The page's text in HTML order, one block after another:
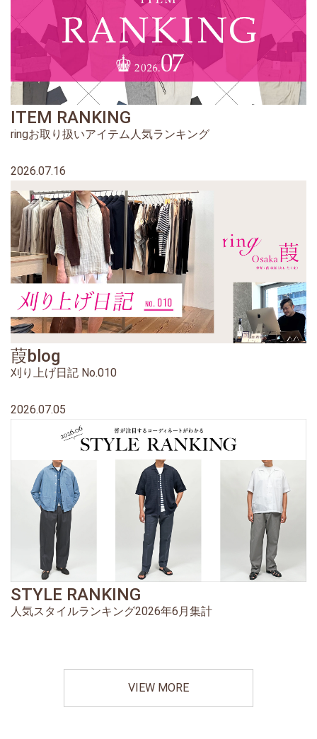
ITEM RANKING
ringお取り扱いアイテム人気ランキング
2026.07.16
葭blog
刈り上げ日記 No.010
2026.07.05
STYLE RANKING
人気スタイルランキング2026年6月集計
VIEW MORE